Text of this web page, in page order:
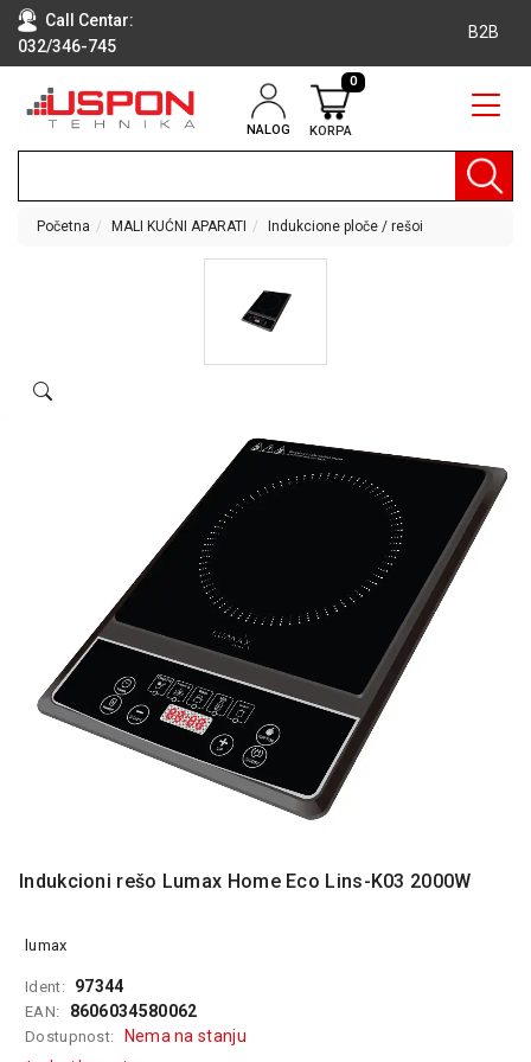
Call Centar:
032/346-745
B2B
NALOG KORPA
0
RAČUNARI
TEHNIKA
VIDEO
MOBILNI I
FIKSNI
TELEFONI
TELA
RAČUNARSKE
RAČUNARSKE
PERIFERIJE
Početna MALI KUĆNI APARATI Indukcione ploče / rešoi
Indukcioni rešo Lumax Home Eco Lins-K03 2000W
lumax
Ident: 97344
EAN: 8606034580062
Dostupnost: Nema na stanju